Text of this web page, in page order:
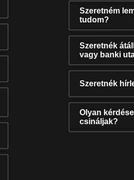
Szeretném
tudom?
Szeretnék
vagy banki
Szeretnék
Olyan
csináljak?